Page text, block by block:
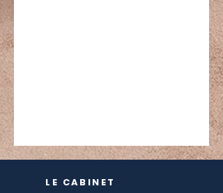
LE CABINET